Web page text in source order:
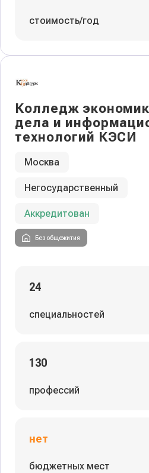
стоимость/год
Колледж
дела и
технологий КЭСИ
Москва
Негосударственный
Аккредитован
Без общежития
24
специальностей
130
профессий
нет
бюджетных мест